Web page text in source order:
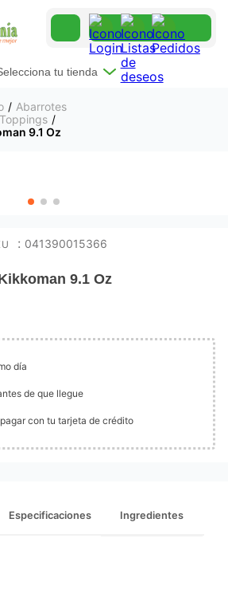
tu tienda
Abarrotes
9.1 Oz
: 041390015366
9.1 Oz
día
de que llegue
con tu tarjeta de crédito
Especificaciones Ingredientes